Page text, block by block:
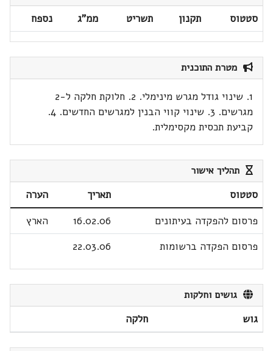
סטטוס תקנון תשריט ממ"ג נספח
מטרת התוכנית
1. שינוי גודל מגרש מינימלי. 2. חלוקת חלקה ל-2
מגרשים. 3. שינוי קווי הבנין למגרשים החדשים. 4.
קביעת תכסית מקסימלית.
תהליך אישור
סטטוס תאריך
הערה
פרסום להפקדה בעיתונים
16.02.06
הארץ
פרסום הפקדה ברשומות
22.03.06
גושים וחלקות
גוש חלקה